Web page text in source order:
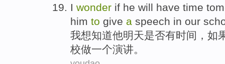
I wonder if he will have time
him to give a speech in our
我想知道他明天是否有时间，如
校做一个演讲。